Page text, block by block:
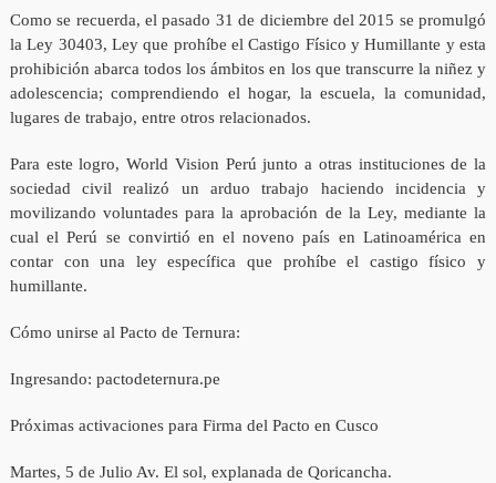
Como se recuerda, el pasado 31 de diciembre del 2015 se promulgó
la Ley 30403, Ley que prohíbe el Castigo Físico y Humillante y esta
prohibición abarca todos los ámbitos en los que transcurre la niñez y
adolescencia; comprendiendo el hogar, la escuela, la comunidad,
lugares de trabajo, entre otros relacionados.
Para este logro, World Vision Perú junto a otras instituciones de la
sociedad civil realizó un arduo trabajo haciendo incidencia y
movilizando voluntades para la aprobación de la Ley, mediante la
cual el Perú se convirtió en el noveno país en Latinoamérica en
contar con una ley específica que prohíbe el castigo físico y
humillante.
Cómo unirse al Pacto de Ternura:
Ingresando: pactodeternura.pe
Próximas activaciones para Firma del Pacto en Cusco
Martes, 5 de Julio Av. El sol, explanada de Qoricancha.